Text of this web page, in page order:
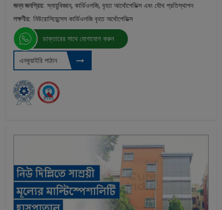
জন্য জনপ্রিয়: স্নায়ুবিজ্ঞান, কার্ডিওলজি, বৃহত আর্থোপেডিক্স এবং যৌথ প্রতিস্থাপন
লক্ষণীয়: নিউরোসিয়েন্সেস কার্ডিওলজি বৃহত অর্থোপেডিক্স
ডাক্তারের সাথে যোগাযোগ করুন
এনকুয়াইরি পাঠান